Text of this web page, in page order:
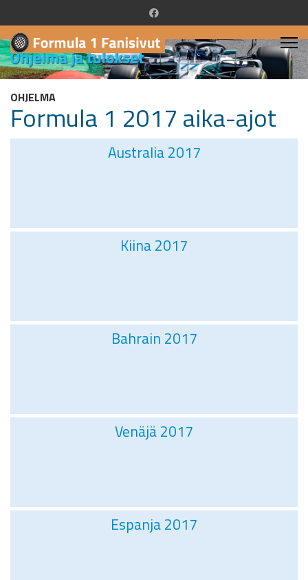
OHJELMA
Formula 1 2017 aika-ajot
Australia 2017
Kiina 2017
Bahrain 2017
Venäjä 2017
Espanja 2017